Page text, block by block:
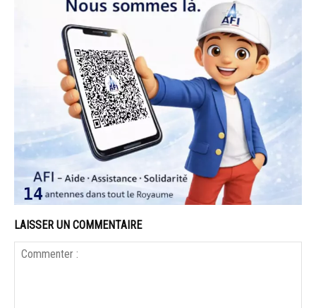
LAISSER UN COMMENTAIRE